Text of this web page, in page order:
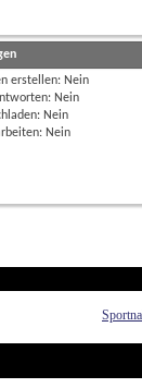
erstellen: Nein
Nein
Nein
Nein